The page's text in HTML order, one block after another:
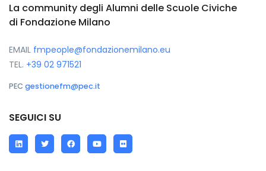
La community degli Alumni delle Scuole Civiche
di Fondazione Milano
EMAIL fmpeople@fondazionemilano.eu
TEL. +39 02 971521
PEC gestionefm@pec.it
SEGUICI SU
LinkedInTwitterFacebookYouTube
Flickr